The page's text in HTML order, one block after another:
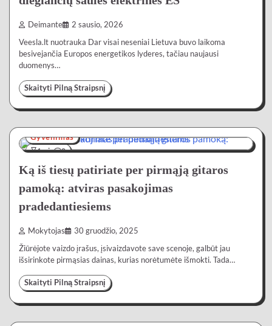
Deimante 2 sausio, 2026
Veesla.lt nuotrauka Dar visai neseniai Lietuva buvo laikoma
besivejančia Europos energetikos lyderes, tačiau naujausi
duomenys…
Skaityti Pilną Straipsnį
4 min 0
Gyvenimas
Ką iš tiesų patiriate per pirmąją gitaros
pamoką: atviras pasakojimas
pradedantiesiems
Mokytojas 30 gruodžio, 2025
Žiūrėjote vaizdo įrašus, įsivaizdavote save scenoje, galbūt jau
išsirinkote pirmąsias dainas, kurias norėtumėte išmokti. Tada…
Skaityti Pilną Straipsnį